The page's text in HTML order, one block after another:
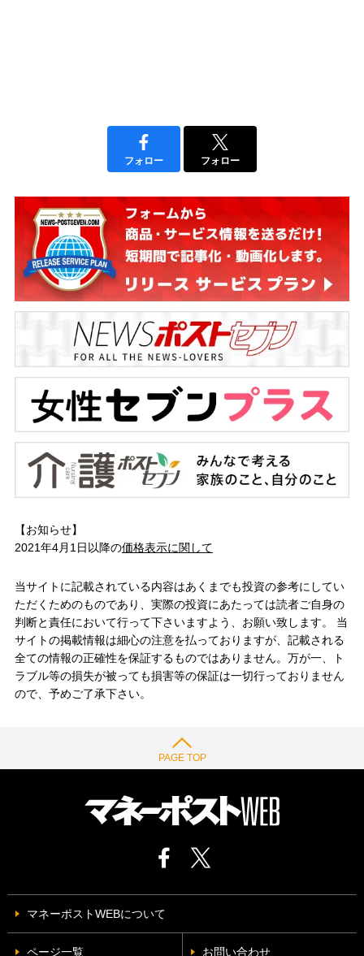
フォロー フォロー
【お知らせ】
2021年4月1日以降の価格表示に関して
当サイトに記載されている内容はあくまでも投資の参考にしてい
ただくためのものであり、実際の投資にあたっては読者ご自身の
判断と責任において行って下さいますよう、お願い致します。 当
サイトの掲載情報は細心の注意を払っておりますが、記載される
全ての情報の正確性を保証するものではありません。万が一、ト
ラブル等の損失が被っても損害等の保証は一切行っておりません
ので、予めご了承下さい。
PAGE TOP
マネーポストWEBについて
ページ一覧 お問い合わせ